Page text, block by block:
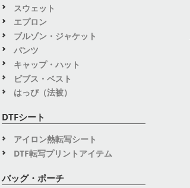
スウェット
エプロン
ブルゾン・ジャケット
パンツ
キャップ・ハット
ビブス・ベスト
はっぴ（法被）
DTFシート
アイロン熱転写シート
DTF転写プリントアイテム
バッグ・ポーチ